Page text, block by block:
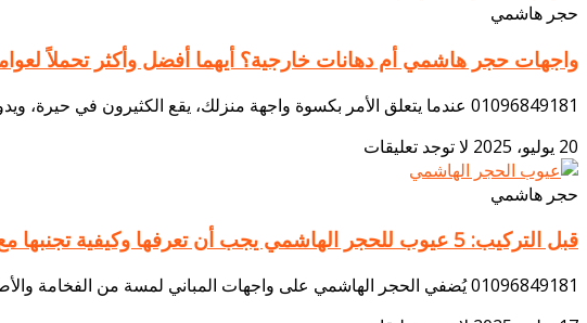
حجر هاشمي
واجهات حجر هاشمي أم دهانات خارجية؟ أيهما أفضل وأكثر تحملاً
01096849181 عندما يتعلق الأمر بكسوة واجهة منزلك، يقع الكثيرون في حيرة، ويدور التساؤل الأهم حول: واجهات حجر هاشمي أم دهانات؟ أيهما يمنح مظهراً أفخم وأكثر
20 يوليو، 2025
لا توجد تعليقات
حجر هاشمي
قبل التركيب: 5 عيوب للحجر الهاشمي يجب أن تعرفها وكيفية تجنبها مع فني محترف
01096849181 يُضفي الحجر الهاشمي على واجهات المباني لمسة من الفخامة والأصالة التي لا تضاهى، مما يجعله خيارًا شائعًا لمن يبحث عن الجمال والقيمة. ولكن، لتحقيق